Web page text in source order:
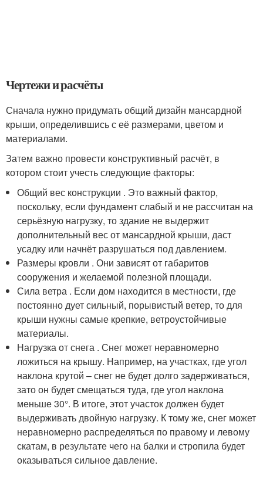
Чертежи и расчёты
Сначала нужно придумать общий дизайн мансардной
крыши, определившись с её размерами, цветом и
материалами.
Затем важно провести конструктивный расчёт, в
котором стоит учесть следующие факторы:
Общий вес конструкции . Это важный фактор,
поскольку, если фундамент слабый и не рассчитан на
серьёзную нагрузку, то здание не выдержит
дополнительный вес от мансардной крыши, даст
усадку или начнёт разрушаться под давлением.
Размеры кровли . Они зависят от габаритов
сооружения и желаемой полезной площади.
Сила ветра . Если дом находится в местности, где
постоянно дует сильный, порывистый ветер, то для
крыши нужны самые крепкие, ветроустойчивые
материалы.
Нагрузка от снега . Снег может неравномерно
ложиться на крышу. Например, на участках, где угол
наклона крутой – снег не будет долго задерживаться,
зато он будет смещаться туда, где угол наклона
меньше 30°. В итоге, этот участок должен будет
выдерживать двойную нагрузку. К тому же, снег может
неравномерно распределяться по правому и левому
скатам, в результате чего на балки и стропила будет
оказываться сильное давление.